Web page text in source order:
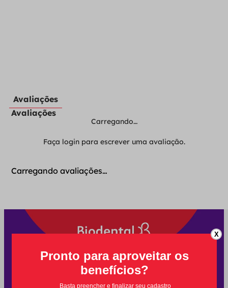
Avaliações
Avaliações
Carregando…
Faça login para escrever uma avaliação.
Carregando avaliações…
X